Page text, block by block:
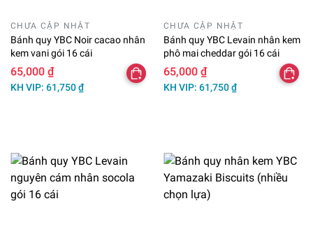
CHƯA CẬP NHẬT
Bánh quy YBC Noir cacao nhân
kem vani gói 16 cái
65,000 ₫
KH VIP: 61,750 ₫
CHƯA CẬP NHẬT
Bánh quy YBC Levain nhân kem
phô mai cheddar gói 16 cái
65,000 ₫
KH VIP: 61,750 ₫